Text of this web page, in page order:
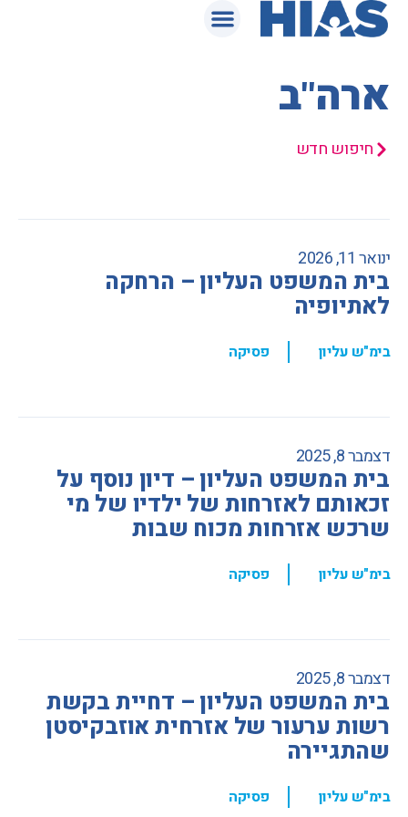
ארה"ב
חיפוש חדש
ינואר 11, 2026
בית המשפט העליון – הרחקה
לאתיופיה
בימ"ש עליון , פסיקה
דצמבר 8, 2025
בית המשפט העליון – דיון נוסף על
זכאותם לאזרחות של ילדיו של מי
שרכש אזרחות מכוח שבות
בימ"ש עליון , פסיקה
דצמבר 8, 2025
בית המשפט העליון – דחיית בקשת
רשות ערעור של אזרחית אוזבקיסטן
שהתגיירה
בימ"ש עליון , פסיקה